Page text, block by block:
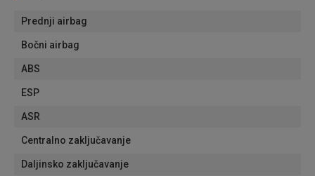
Prednji airbag
Bočni airbag
ABS
ESP
ASR
Centralno zaključavanje
Daljinsko zaključavanje